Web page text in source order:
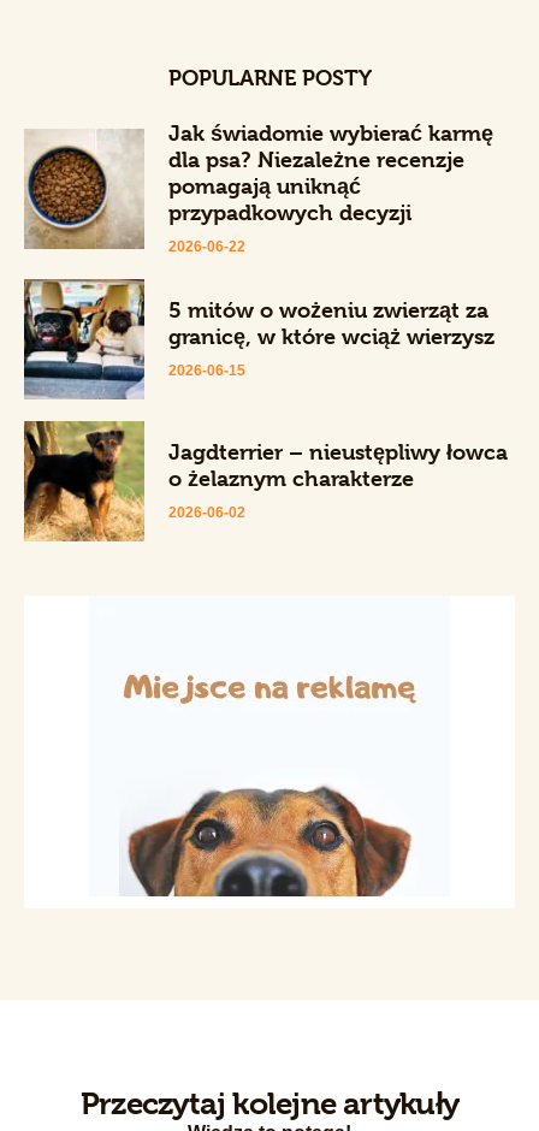
POPULARNE POSTY
Jak świadomie wybierać karmę
dla psa? Niezależne recenzje
pomagają uniknąć
przypadkowych decyzji
2026-06-22
5 mitów o wożeniu zwierząt za
granicę, w które wciąż wierzysz
2026-06-15
Jagdterrier – nieustępliwy łowca
o żelaznym charakterze
2026-06-02
Przeczytaj kolejne artykuły